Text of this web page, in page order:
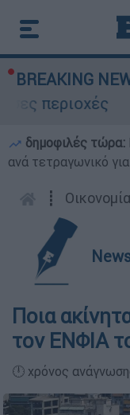
BREAKING
περιοχές
δημοφιλές τώρα:
ανά τετραγωνικό
┋ Οικονομία
Ποια
τον ΕΝΦΙΑ
🕛 χρόνος